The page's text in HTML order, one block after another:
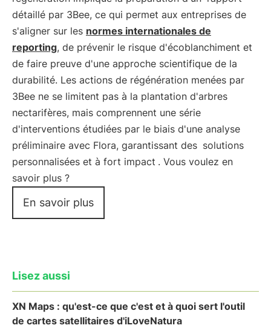
détaillé par 3Bee, ce qui permet aux entreprises de
s'aligner sur les normes internationales de
reporting, de prévenir le risque d'écoblanchiment et
de faire preuve d'une approche scientifique de la
durabilité. Les actions de régénération menées par
3Bee ne se limitent pas à la plantation d'arbres
nectarifères, mais comprennent une série
d'interventions étudiées par le biais d'une analyse
préliminaire avec Flora, garantissant des solutions
personnalisées et à fort impact . Vous voulez en
savoir plus ?
En savoir plus
Lisez aussi
XN Maps : qu'est-ce que c'est et à quoi sert l'outil
de cartes satellitaires d'iLoveNatura